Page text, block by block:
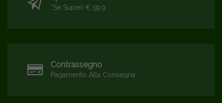
*se Superi € 59,9
Contrassegno
Pagamento Alla Consegna